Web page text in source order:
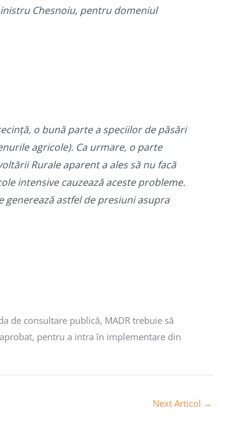
Chesnoiu, pentru domeniul
o bună parte a speciilor de păsări
agricole). Ca urmare, o parte
Rurale aparent a ales să nu facă
intensive cauzează aceste probleme.
generează astfel de presiuni asupra
de consultare publică, MADR trebuie să
pentru a intra în implementare din
Next Articol →